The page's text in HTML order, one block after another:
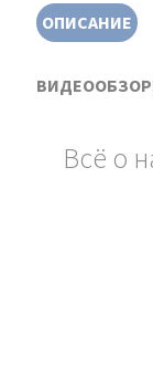
ОПИСАНИЕ
Всё о